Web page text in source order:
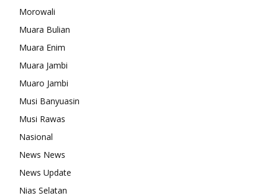
Morowali
Muara Bulian
Muara Enim
Muara Jambi
Muaro Jambi
Musi Banyuasin
Musi Rawas
Nasional
News News
News Update
Nias Selatan